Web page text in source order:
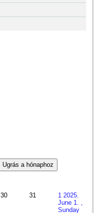
Ugrás a hónaphoz
30 31 1 2025.
June 1. ,
Sunday